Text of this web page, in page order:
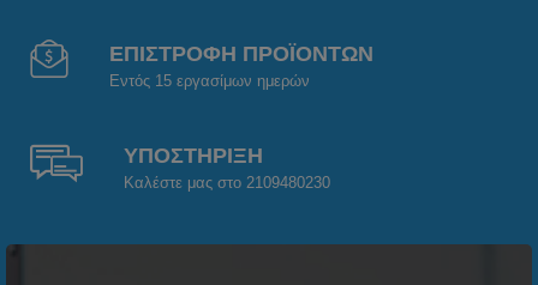
ΕΠΙΣΤΡΟΦΗ ΠΡΟΪΟΝΤΩΝ
Εντός 15 εργασίμων ημερών
ΥΠΟΣΤΗΡΙΞΗ
Καλέστε μας στο 2109480230